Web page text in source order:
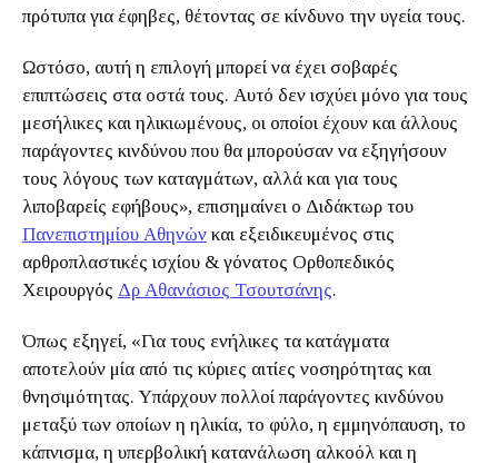
πρότυπα για έφηβες, θέτοντας σε κίνδυνο την υγεία τους.
Ωστόσο, αυτή η επιλογή μπορεί να έχει σοβαρές
επιπτώσεις στα οστά τους. Αυτό δεν ισχύει μόνο για τους
μεσήλικες και ηλικιωμένους, οι οποίοι έχουν και άλλους
παράγοντες κινδύνου που θα μπορούσαν να εξηγήσουν
τους λόγους των καταγμάτων, αλλά και για τους
λιποβαρείς εφήβους», επισημαίνει ο Διδάκτωρ του
Πανεπιστημίου Αθηνών και εξειδικευμένος στις
αρθροπλαστικές ισχίου & γόνατος Ορθοπεδικός
Χειρουργός Δρ Αθανάσιος Τσουτσάνης.
Όπως εξηγεί, «Για τους ενήλικες τα κατάγματα
αποτελούν μία από τις κύριες αιτίες νοσηρότητας και
θνησιμότητας. Υπάρχουν πολλοί παράγοντες κινδύνου
μεταξύ των οποίων η ηλικία, το φύλο, η εμμηνόπαυση, το
κάπνισμα, η υπερβολική κατανάλωση αλκοόλ και η